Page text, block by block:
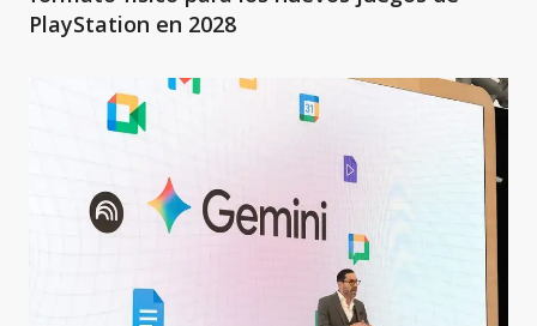
PlayStation en 2028